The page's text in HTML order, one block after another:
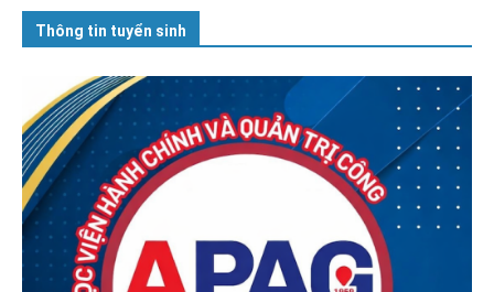
Thông tin tuyển sinh